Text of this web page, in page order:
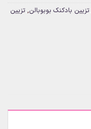
تزیین بادکنک بوبوبالن, تزیین